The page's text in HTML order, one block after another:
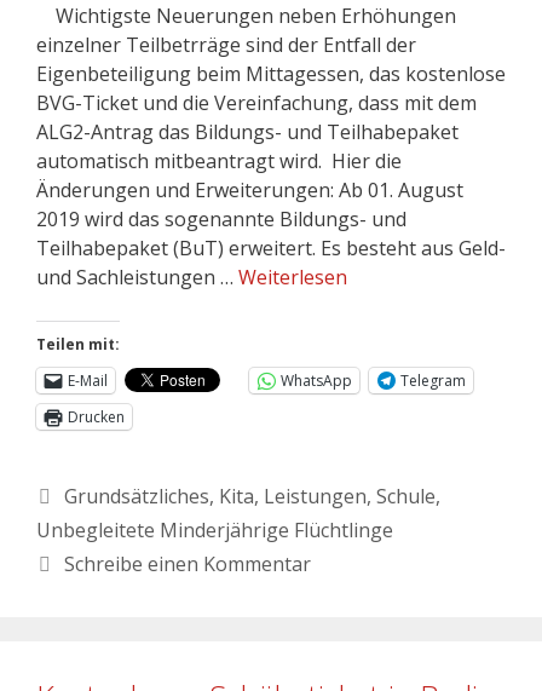
Wichtigste Neuerungen neben Erhöhungen
einzelner Teilbetrräge sind der Entfall der
Eigenbeteiligung beim Mittagessen, das kostenlose
BVG-Ticket und die Vereinfachung, dass mit dem
ALG2-Antrag das Bildungs- und Teilhabepaket
automatisch mitbeantragt wird. Hier die
Änderungen und Erweiterungen: Ab 01. August
2019 wird das sogenannte Bildungs- und
Teilhabepaket (BuT) erweitert. Es besteht aus Geld-
und Sachleistungen … Weiterlesen
Teilen mit:
E-Mail
WhatsApp
Telegram
Drucken
Grundsätzliches, Kita, Leistungen, Schule,
Unbegleitete Minderjährige Flüchtlinge
Schreibe einen Kommentar